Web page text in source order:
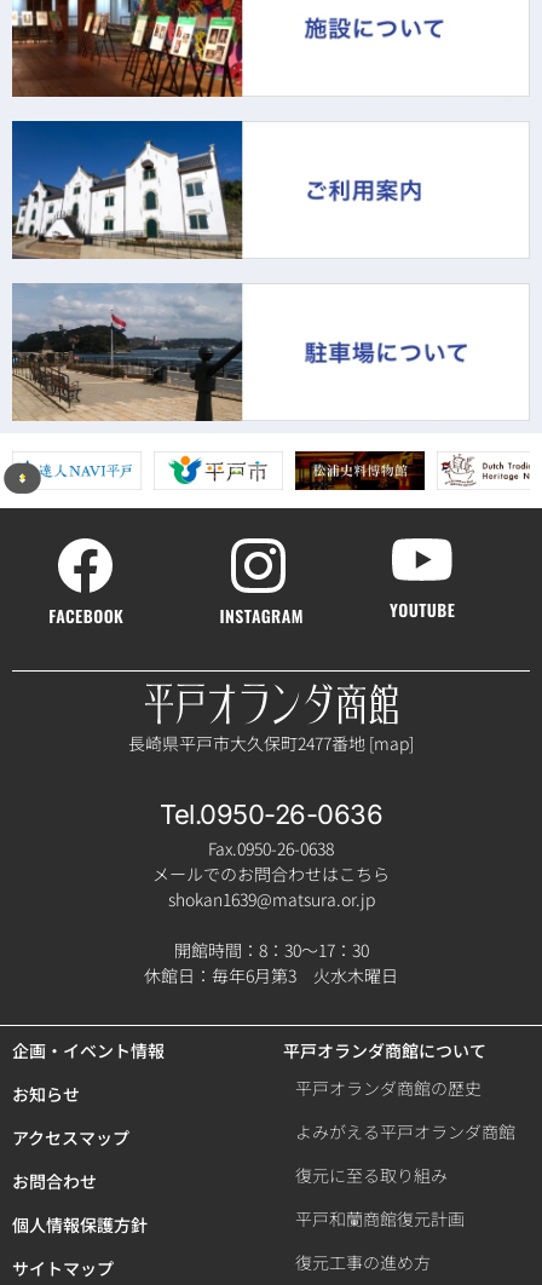
長崎県平戸市大久保町2477番地 [map]
Tel.0950-26-0636
Fax.0950-26-0638
メールでのお問合わせはこちら
shokan1639@matsura.or.jp
開館時間：8：30～17：30
休館日：毎年6月第3 火水木曜日
企画・イベント情報
お知らせ
アクセスマップ
お問合わせ
個人情報保護方針
サイトマップ
平戸オランダ商館について
平戸オランダ商館の歴史
よみがえる平戸オランダ商館
復元に至る取り組み
平戸和蘭商館復元計画
復元工事の進め方